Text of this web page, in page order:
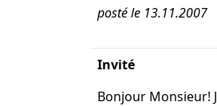
posté le 13.11.2007
Invité
Bonjour Monsieur!